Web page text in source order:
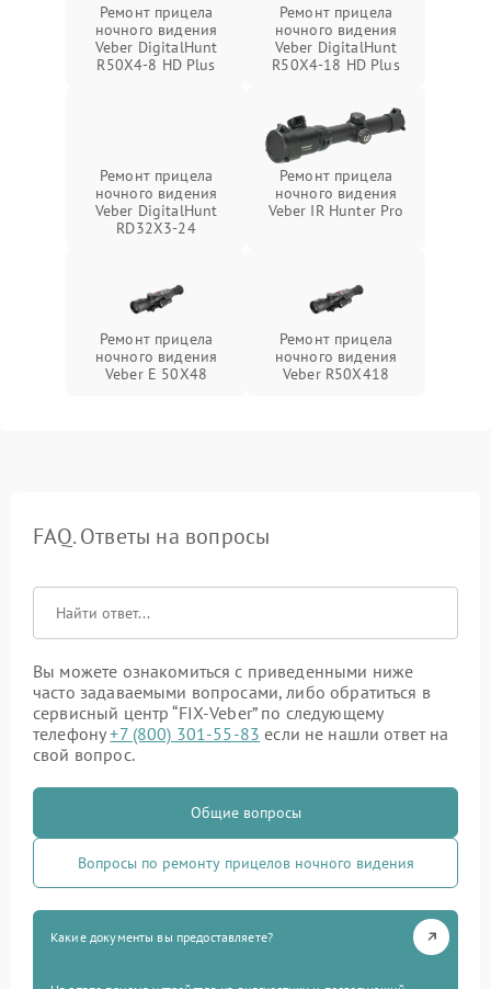
Ремонт прицела
ночного видения
Veber DigitalHunt
R50X4-8 HD Plus
Ремонт прицела
ночного видения
Veber DigitalHunt
R50X4-18 HD Plus
Ремонт прицела
ночного видения
Veber DigitalHunt
RD32X3-24
Ремонт прицела
ночного видения
Veber IR Hunter Pro
Ремонт прицела
ночного видения
Veber E 50X48
Ремонт прицела
ночного видения
Veber R50X418
FAQ. Ответы на вопросы
Вы можете ознакомиться с приведенными ниже
часто задаваемыми вопросами, либо обратиться в
сервисный центр “FIX-Veber” по следующему
телефону+7 (800) 301-55-83 если не нашли ответ на
свой вопрос.
Общие вопросы
Вопросы по ремонту прицелов ночного видения
Какие документы вы предоставляете?